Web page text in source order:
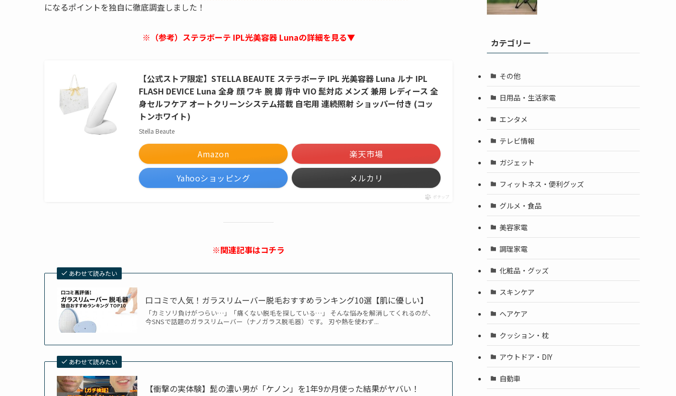
になるポイントを独自に徹底調査しました！
※（参考）ステラボーテ IPL光美容器 Lunaの詳細を見る▼
【公式ストア限定】STELLA BEAUTE ステラボーテ IPL 光美容器 Luna ルナ IPL
FLASH DEVICE Luna 全身 顔 ワキ 腕 脚 背中 VIO 髭対応 メンズ 兼用 レディース 全
身セルフケア オートクリーンシステム搭載 自宅用 連続照射 ショッパー付き (コッ
トンホワイト)
Stella Beaute
Amazon
楽天市場
Yahooショッピング
メルカリ
ポチップ
※関連記事はコチラ
あわせて読みたい
口コミで人気！ガラスリムーバー脱毛おすすめランキング10選【肌に優しい】
「カミソリ負けがつらい…」「痛くない脱毛を探している…」 そんな悩みを解消してくれるのが、
今SNSで話題のガラスリムーバー（ナノガラス脱毛器）です。 刃や熱を使わず...
あわせて読みたい
【衝撃の実体験】髭の濃い男が「ケノン」を1年9か月使った結果がヤバい！
カテゴリー
その他
日用品・生活家電
エンタメ
テレビ情報
ガジェット
フィットネス・便利グッズ
グルメ・食品
美容家電
調理家電
化粧品・グッズ
スキンケア
ヘアケア
クッション・枕
アウトドア・DIY
自動車